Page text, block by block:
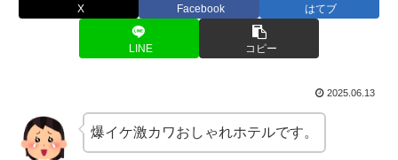
X Facebook はてブ
LINE コピー
2025.06.13
爆イケ激カワおしゃれホテルです。